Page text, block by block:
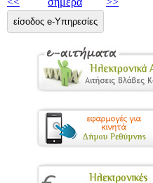
είσοδος e-Υπηρεσίες